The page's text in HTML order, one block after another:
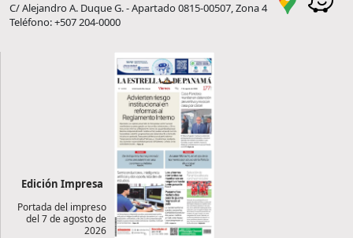
C/ Alejandro A. Duque G. - Apartado 0815-00507, Zona 4
Teléfono: +507 204-0000
Edición Impresa
Portada del impreso
del 7 de agosto de
2026